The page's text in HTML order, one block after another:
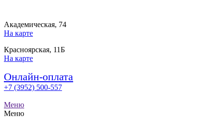
Академическая, 74
На карте
Красноярская, 11Б
На карте
Онлайн-оплата
+7 (3952) 500-557
Меню
Меню